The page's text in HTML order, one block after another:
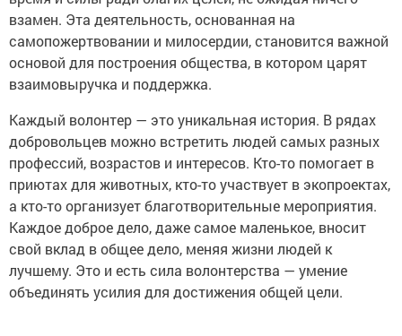
взамен. Эта деятельность, основанная на
самопожертвовании и милосердии, становится важной
основой для построения общества, в котором царят
взаимовыручка и поддержка.
Каждый волонтер — это уникальная история. В рядах
добровольцев можно встретить людей самых разных
профессий, возрастов и интересов. Кто-то помогает в
приютах для животных, кто-то участвует в экопроектах,
а кто-то организует благотворительные мероприятия.
Каждое доброе дело, даже самое маленькое, вносит
свой вклад в общее дело, меняя жизни людей к
лучшему. Это и есть сила волонтерства — умение
объединять усилия для достижения общей цели.